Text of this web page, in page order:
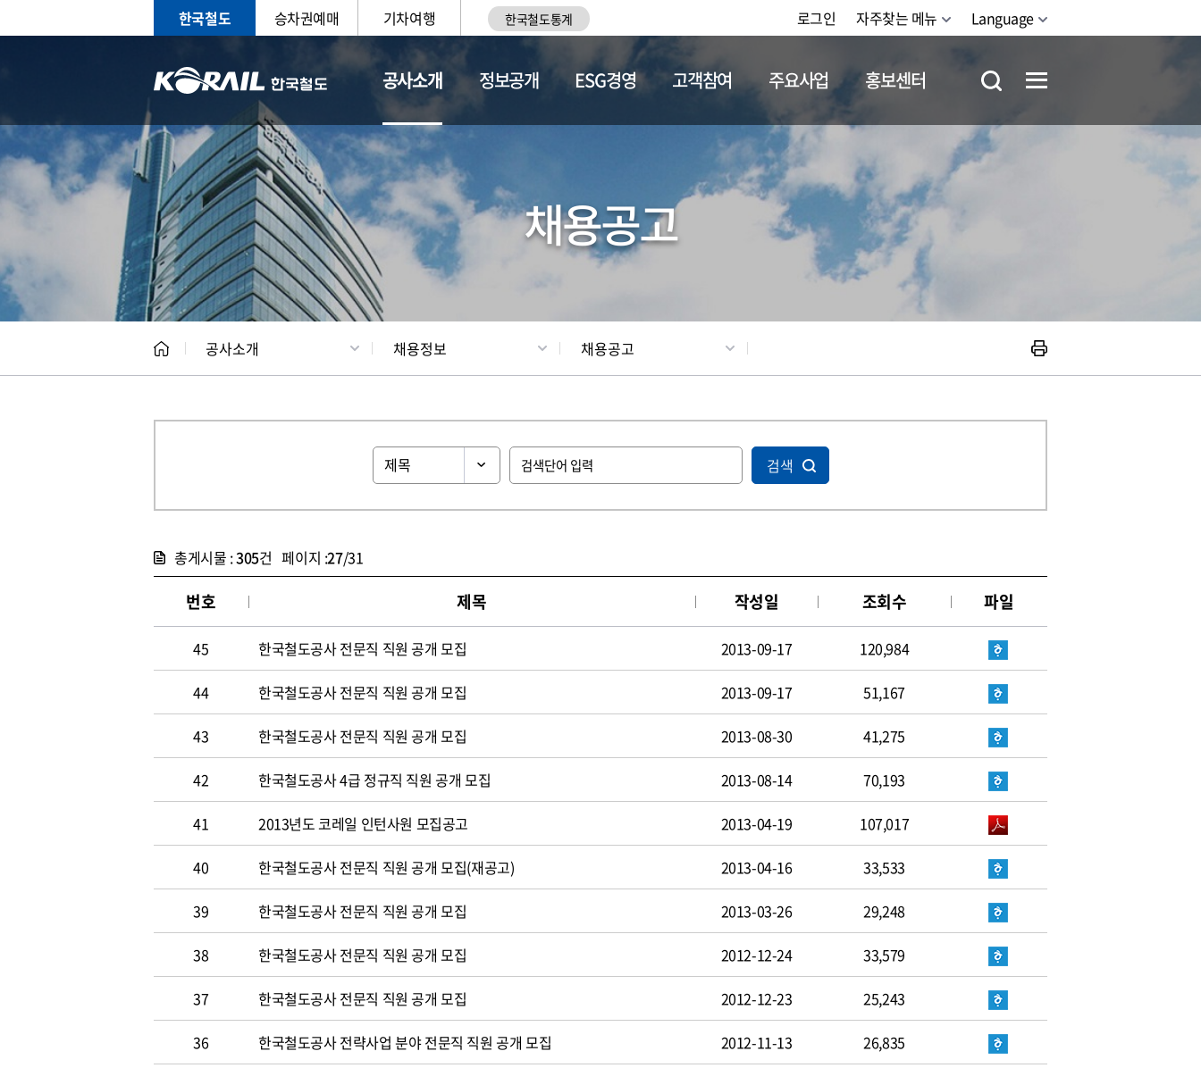
한국철도 승차권예매 기차여행 한국철도통계 로그인 자주찾는 메뉴 Language
공사소개
CEO 일반현황 채용정보
정보공개 ESG경영 고객참여 주요사업 홍보센터
채용공고
공사소개 채용정보 채용공고
검색
총게시물 :305건 페이지 :27/31
번호 제목 작성일 조회수 파일
45 한국철도공사 전문직 직원 공개 모집 2013-09-17 120,984
44 한국철도공사 전문직 직원 공개 모집 2013-09-17 51,167
43 한국철도공사 전문직 직원 공개 모집 2013-08-30 41,275
42 한국철도공사 4급 정규직 직원 공개 모집 2013-08-14 70,193
41 2013년도 코레일 인턴사원 모집공고 2013-04-19 107,017
40 한국철도공사 전문직 직원 공개 모집(재공고) 2013-04-16 33,533
39 한국철도공사 전문직 직원 공개 모집 2013-03-26 29,248
38 한국철도공사 전문직 직원 공개 모집 2012-12-24 33,579
37 한국철도공사 전문직 직원 공개 모집 2012-12-23 25,243
36 한국철도공사 전략사업 분야 전문직 직원 공개 모집 2012-11-13 26,835